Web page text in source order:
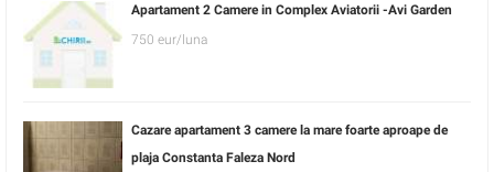
Apartament 2 Camere in Complex Aviatorii -Avi Garden
750 eur/luna
Cazare apartament 3 camere la mare foarte aproape de
plaja Constanta Faleza Nord